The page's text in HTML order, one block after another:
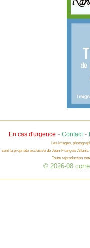
En cas d'urgence - Contact-
Les images,
sont la propriété exclusive de Jean-François
Toute reproduction
© 2026-08